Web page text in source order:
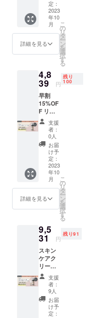
さい。
なく変
更にな
る場合
がござ
いま
す。予
※パッ
ケージ
は予告
なく変
更にな
る場合
がござ
いま
す。予
めご了
承くだ
さい。
リーム×
１個 一
般販売
価格
（税込
5,520円
予定）
より828
分お得
にご購
入いた
だけま
す。 ※
一般販
売価格
は予告
なく変
更にな
る場合
がござ
いま
す。予
めご了
承くだ
さい。
なく変
更にな
る場合
がござ
いま
す。予
めご了
承くだ
さい。
定：
2023
年10
月
詳細を見る
こ
の
リ
タ
ー
ン
を
選
択
す
る
4,8
39 円
残り
100
早割
15%OF
F リ
ター
ン：
&Stem
スキン
ケア泡
ロー
ション
×1個 一
般販売
価格
（税込
5,693円
予定）
より854
円+送料
分お得
にご購
入いた
だけま
す。 ※
一般販
売価格
は予告
なく変
更にな
る場合
支援
者：
0人
お届
け予
定：
2023
年10
月
詳細を見る
こ
の
リ
タ
ー
ン
を
選
択
す
る
9,5
31 円
残り91
スキン
ケアク
リー
ム・泡
ロー
ション
各1個
セット
支援
者：
9人
お届
け予
定：